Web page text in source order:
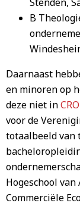
B
Daarnaast
en minoren op
deze niet in
voor de
totaalbeeld van
Hogeschool
Commerciële